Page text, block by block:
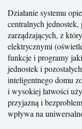
Działanie systemu
centralnych
zarządzających, z
elektrycznymi
funkcje i programy
jednostek i
inteligentnego domu
i wysokiej łatwości
przyjazną i
wpływa na